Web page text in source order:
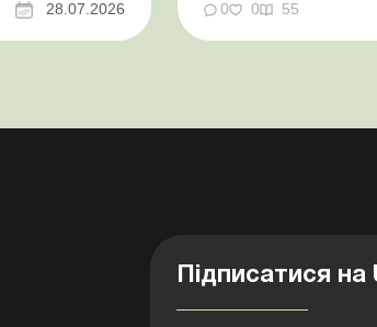
28.07.2026
Координаційний центр з
0 0 55
Підписатися на